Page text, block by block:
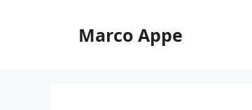
Marco Appe